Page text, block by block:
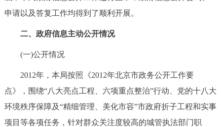
DEUTSCH FRANÇAIS
ITALIANO
申请以及答复工作均得到了顺利开展。
二、政府信息主动公开情况
(一)公开情况
2012年，本局按照《2012年北京市政务公开工作要
点》，围绕“八大亮点工程、六项重点整治”行动、党的十八大
环境秩序保障及“精细管理、美化市容”市政府折子工程和实事
项目等各项任务，针对群众关注度较高的城管执法部门职